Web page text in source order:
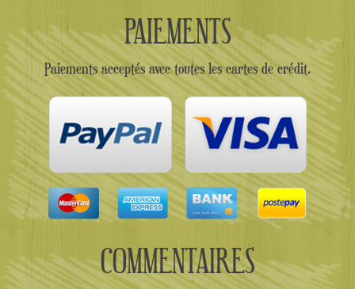
PAIEMENTS
Paiements acceptés avec toutes les cartes de crédit.
COMMENTAIRES